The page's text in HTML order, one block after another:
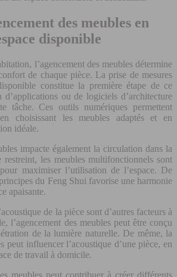
des meubles en
disponible
l’agencement des meubles détermine
de chaque pièce. La prise de mesures
constitue la première étape de ce
d’applications ou de logiciels d’architecture
tâche. Ces outils numériques permettent
en choisissant les meubles adaptés et en
idéale.
impacte également la circulation dans la
restreint, les meubles multifonctionnels sont
maximiser l’utilisation de l’espace. De
du Feng Shui favorise une harmonie
apaisante.
de la pièce sont d’autres facteurs à
l’agencement des meubles peut être conçu
de la lumière naturelle. De même, la
peut influencer l’acoustique d’une pièce, en
de travail à domicile.
meubles peut contribuer à créer différents